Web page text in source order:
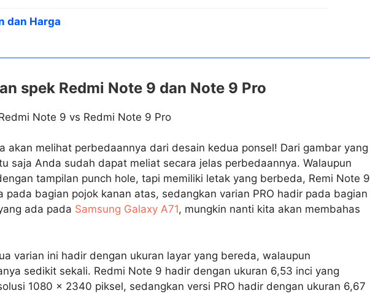
dan Harga
spek Redmi Note 9 dan Note 9 Pro
akan melihat perbedaannya dari desain kedua ponsel! Dari gambar yang
saja Anda sudah dapat meliat secara jelas perbedaannya. Walaupun
tampilan punch hole, tapi memiliki letak yang berbeda, Remi Note 9
pada bagian pojok kanan atas, sedangkan varian PRO hadir pada bagian
ada pada Samsung Galaxy A71, mungkin nanti kita akan membahas
varian ini hadir dengan ukuran layar yang bereda, walaupun
sedikit sekali. Redmi Note 9 hadir dengan ukuran 6,53 inci yang
1080 x 2340 piksel, sedangkan versi PRO hadir dengan ukuran 6,67